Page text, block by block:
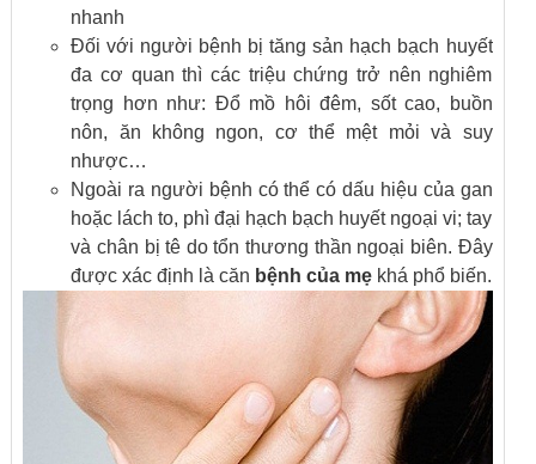
nhanh
Đối với người bệnh bị tăng sản hạch bạch huyết
đa cơ quan thì các triệu chứng trở nên nghiêm
trọng hơn như: Đổ mồ hôi đêm, sốt cao, buồn
nôn, ăn không ngon, cơ thể mệt mỏi và suy
nhược…
Ngoài ra người bệnh có thể có dấu hiệu của gan
hoặc lách to, phì đại hạch bạch huyết ngoại vi; tay
và chân bị tê do tổn thương thần ngoại biên. Đây
được xác định là căn bệnh của mẹ khá phổ biến.